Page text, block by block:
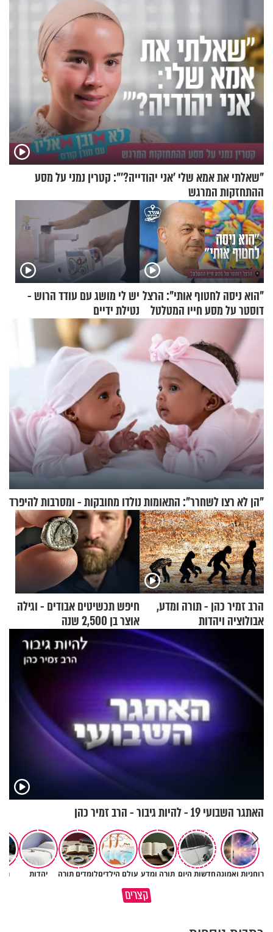
"שאלתי את אמא שלי 'אני יהודייה?'": קטרין נמני על מסע
ההתחזקות המרגש
"הוא ניסה לחטוף אותי": הרצל
דוסטר על מסע חייו המטלטל
יש לי מושג עם עודד הרוש -
נטילת ידיים
"הן לא רצו לשחרר": התאומות נולדו מחובקות - ומסרבות להיפרד
הרב זמיר כהן - תורה ומדע,
אבולוציה ויהדות
חיפש תכשיטים אבודים - וגילה
אוצר בן 2,500 שנה
האתגר השבועי 19 - להיות גיבור - הרב זמיר כהן
רוחניות ואמונהחדשות היום תורה ומדע עולם הילדיםלומדים תורה יהדות
קצרים
איך יתכן שעם ישראל הצליח
לשרוד במדבר ארבעים שנים?
״ זו הייתה ההחלטה הכי קשה
שלקחתי בחיים": לורה כהן